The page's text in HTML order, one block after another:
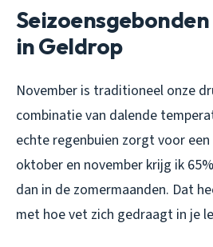
in Geldrop
November is traditioneel onze
combinatie van dalende
echte regenbuien zorgt voor
oktober en november krijg ik
dan in de zomermaanden. Dat
met hoe vet zich gedraagt in je